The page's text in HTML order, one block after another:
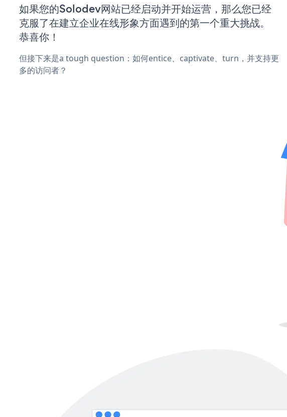
如果您的Solodev网站已经启动并开始运营，那么您已经
克服了在建立企业在线形象方面遇到的第一个重大挑战。
恭喜你！
但接下来是a tough question：如何entice、captivate、turn，并支持更
多的访问者？